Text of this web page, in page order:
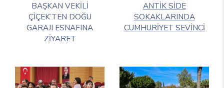
BAŞKAN VEKİLİ
ÇİÇEK’TEN DOĞU
GARAJI ESNAFINA
ZİYARET
ANTİK SİDE
SOKAKLARINDA
CUMHURİYET SEVİNCİ